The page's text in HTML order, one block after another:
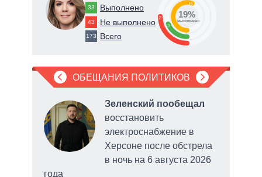
33 Выполнено
43 Не выполнено
173 Всего
25
19
56
19%
выполнено
ОБЕЩАНИЯ ПОЛИТИКОВ
Зеленский пообещал
восстановить
электроснабжение в
Херсоне после обстрела
в ночь на 6 августа 2026
года